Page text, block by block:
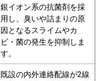
銀イオン系の抗菌剤を採
用し、臭いや詰まりの原
因となるスライムやカ
ビ・菌の発生を抑制しま
す。
既設の内外連絡配線が2線